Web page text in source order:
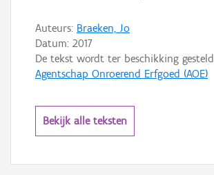
Auteurs: Braeken, Jo
Datum: 2017
De tekst wordt ter beschikking
Agentschap Onroerend Erfgoed (AOE)
Bekijk alle teksten